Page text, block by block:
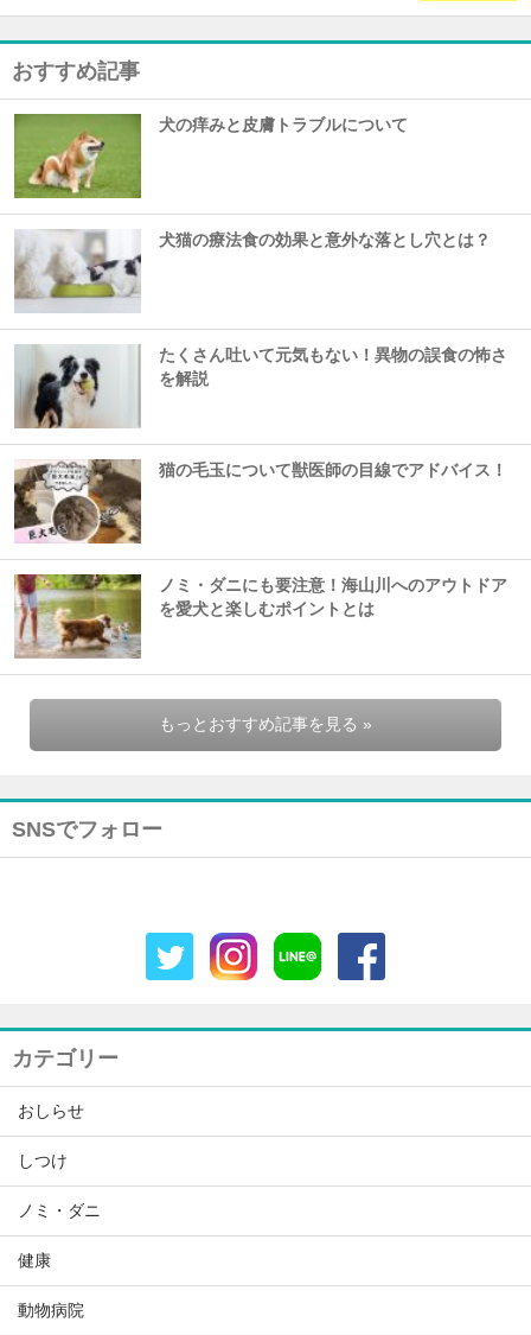
おすすめ記事
犬の痒みと皮膚トラブルについて
犬猫の療法食の効果と意外な落とし穴とは？
たくさん吐いて元気もない！異物の誤食の怖さ
を解説
猫の毛玉について獣医師の目線でアドバイス！
ノミ・ダニにも要注意！海山川へのアウトドア
を愛犬と楽しむポイントとは
もっとおすすめ記事を見る »
SNSでフォロー
カテゴリー
おしらせ
しつけ
ノミ・ダニ
健康
動物病院